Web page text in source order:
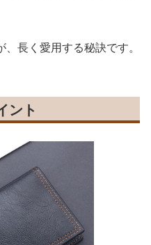
長く愛用する秘訣です。
ント